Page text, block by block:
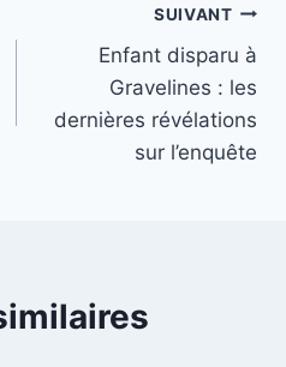
SUIVANT
Enfant disparu à
Gravelines : les
dernières révélations
sur l’enquête